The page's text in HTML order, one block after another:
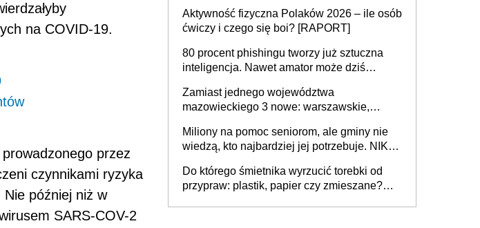
na COVID-19.
przez
czynnikami ryzyka
Nie później niż w
SARS-COV-2
rozstrzygać sprawy
Aktywność fizyczna Polaków 2026 – ile osób
ćwiczy i czego się boi? [RAPORT]
80 procent phishingu tworzy już sztuczna
inteligencja. Nawet amator może dziś
Zamiast jednego województwa
mazowieckiego 3 nowe: warszawskie,
Europie nie ma tak dużych jednostek
stołecznych
Miliony na pomoc seniorom, ale gminy nie
wiedzą, kto najbardziej jej potrzebuje. NIK
Do którego śmietnika wyrzucić torebki od
przypraw: plastik, papier czy zmieszane?